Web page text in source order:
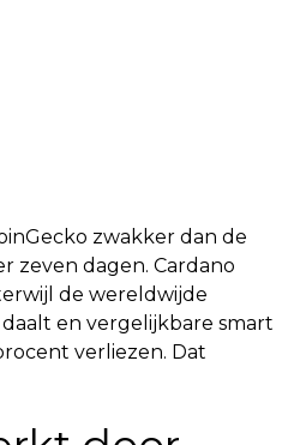
zwakker dan de
zeven dagen. Cardano
de wereldwijde
en vergelijkbare smart
verliezen. Dat